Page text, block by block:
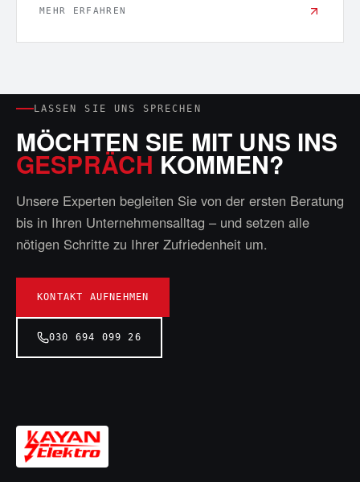
MEHR ERFAHREN
LASSEN SIE UNS SPRECHEN
MÖCHTEN SIE MIT UNS INS
GESPRÄCH KOMMEN?
Unsere Experten begleiten Sie von der ersten Beratung
bis in Ihren Unternehmensalltag – und setzen alle
nötigen Schritte zu Ihrer Zufriedenheit um.
KONTAKT AUFNEHMEN
030 694 099 26